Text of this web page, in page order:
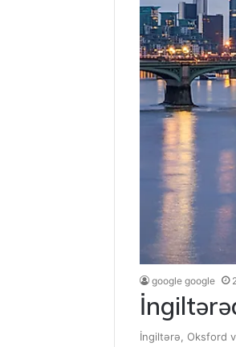
google google
İngiltərə, Oksford